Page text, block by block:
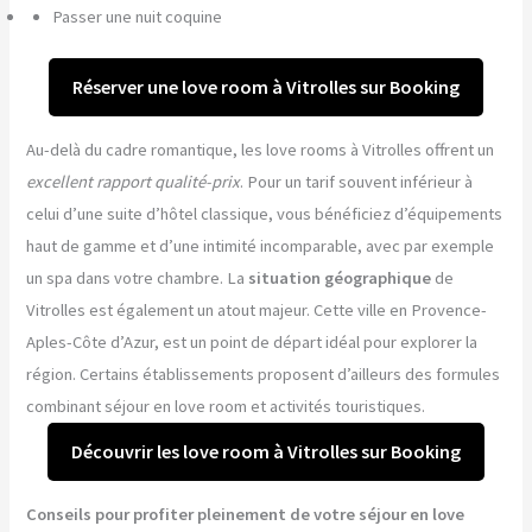
Passer une nuit coquine
Réserver une love room à Vitrolles sur Booking
Au-delà du cadre romantique, les love rooms à Vitrolles offrent un
excellent rapport qualité-prix. Pour un tarif souvent inférieur à
celui d’une suite d’hôtel classique, vous bénéficiez d’équipements
haut de gamme et d’une intimité incomparable, avec par exemple
un spa dans votre chambre. La situation géographique de
Vitrolles est également un atout majeur. Cette ville en Provence-
Aples-Côte d’Azur, est un point de départ idéal pour explorer la
région. Certains établissements proposent d’ailleurs des formules
combinant séjour en love room et activités touristiques.
Découvrir les love room à Vitrolles sur Booking
Conseils pour profiter pleinement de votre séjour en love